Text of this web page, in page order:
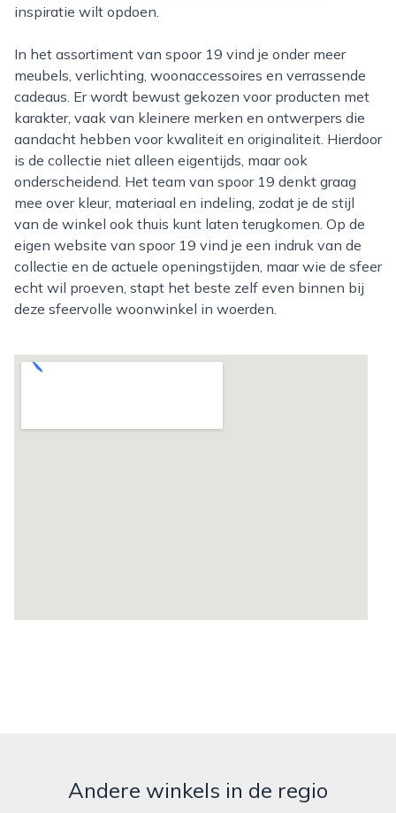
inspiratie wilt opdoen.
In het assortiment van spoor 19 vind je onder meer
meubels, verlichting, woonaccessoires en verrassende
cadeaus. Er wordt bewust gekozen voor producten met
karakter, vaak van kleinere merken en ontwerpers die
aandacht hebben voor kwaliteit en originaliteit. Hierdoor
is de collectie niet alleen eigentijds, maar ook
onderscheidend. Het team van spoor 19 denkt graag
mee over kleur, materiaal en indeling, zodat je de stijl
van de winkel ook thuis kunt laten terugkomen. Op de
eigen website van spoor 19 vind je een indruk van de
collectie en de actuele openingstijden, maar wie de sfeer
echt wil proeven, stapt het beste zelf even binnen bij
deze sfeervolle woonwinkel in woerden.
Andere winkels in de regio